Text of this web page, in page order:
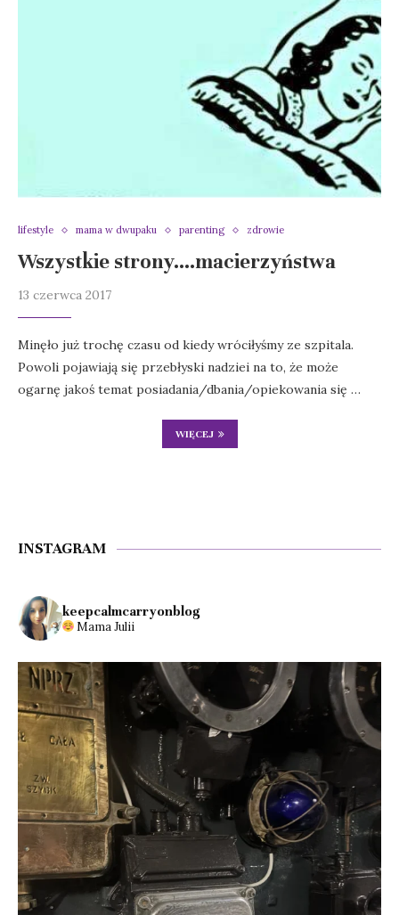
lifestyle mama w dwupaku parenting zdrowie
Wszystkie strony….macierzyństwa
13 czerwca 2017
Minęło już trochę czasu od kiedy wróciłyśmy ze szpitala.
Powoli pojawiają się przebłyski nadziei na to, że może
ogarnę jakoś temat posiadania/dbania/opiekowania się …
WIĘCEJ
INSTAGRAM
keepcalmcarryonblog
Mama Julii